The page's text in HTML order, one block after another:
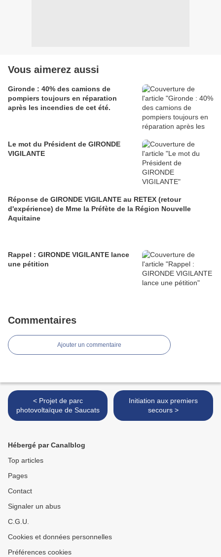
Vous aimerez aussi
Gironde : 40% des camions de
pompiers toujours en réparation
après les incendies de cet été.
Le mot du Président de GIRONDE
VIGILANTE
Réponse de GIRONDE VIGILANTE au RETEX (retour
d'expérience) de Mme la Préfète de la Région Nouvelle
Aquitaine
Rappel : GIRONDE VIGILANTE lance
une pétition
Commentaires
Ajouter un commentaire
< Projet de parc
photovoltaïque de Saucats
Initiation aux premiers
secours >
Hébergé par Canalblog
Top articles
Pages
Contact
Signaler un abus
C.G.U.
Cookies et données personnelles
Préférences cookies